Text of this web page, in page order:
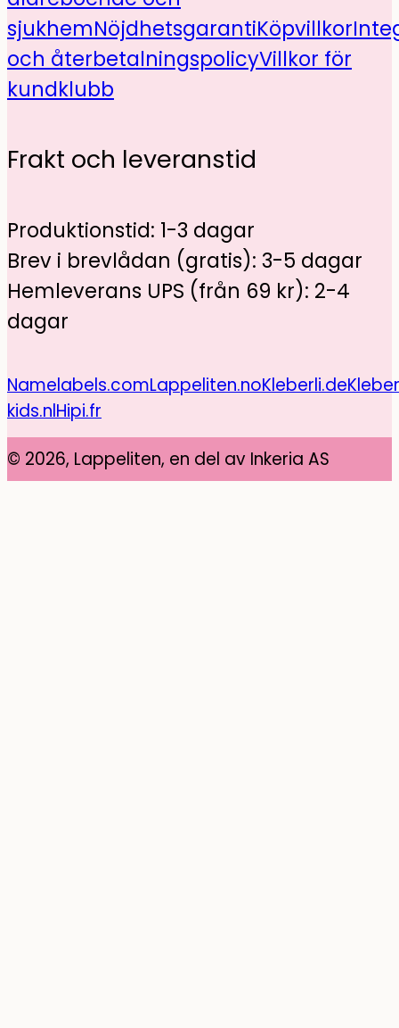
sjukhemNöjdhetsgarantiKöpvillkor
och återbetalningspolicyVillkor för
kundklubb
Frakt och leveranstid
Produktionstid: 1-3 dagar
Brev i brevlådan (gratis): 3-5 dagar
Hemleverans UPS (från 69 kr): 2-4
dagar
Namelabels.comLappeliten.noKleberli.de
kids.nlHipi.fr
© 2026, Lappeliten, en del av Inkeria AS